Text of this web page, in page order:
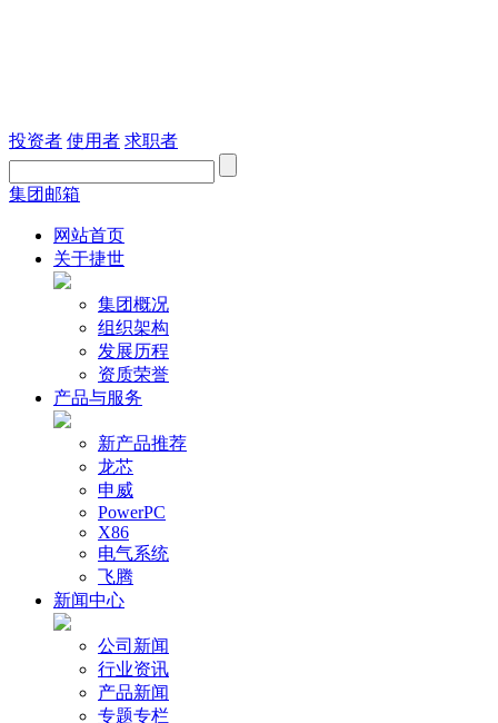
投资者 使用者 求职者
集团邮箱
网站首页
关于捷世
集团概况
组织架构
发展历程
资质荣誉
产品与服务
新产品推荐
龙芯
申威
PowerPC
X86
电气系统
飞腾
新闻中心
公司新闻
行业资讯
产品新闻
专题专栏